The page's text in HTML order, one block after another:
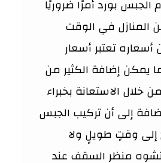
الجبس بورد أمرًا ضروريًا
المنازل في الوقت
أسعاره تعتبر أسعار
يمكن إضافة الكثير من
خلال الاستعانة بخبراء
إلى أن تركيب الجبس
إلى وقتٍ طويلٍ ولا
منظر السقف عند